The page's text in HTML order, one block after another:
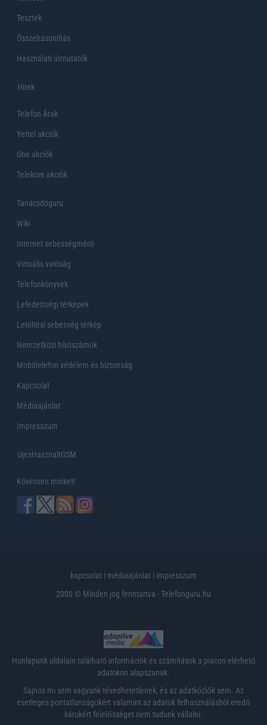
Tesztek
Összehasonlítás
Használati útmutatók
Hirek
Telefon Árak
Yettel akciók
One akciók
Telekom akciók
Tanácsdóguru
Wiki
Internet sebességmérő
Virtuális valóság
Telefonkönyvek
Lefedettségi térképek
Letöltési sebesség térkép
Nemzetközi hívószámok
Mobiltelefon védelem és biztonság
Kapcsolat
Médiaajánlat
Impresszum
UjesHasznaltGSM
Kövessen minket!
kapcsolat | médiaajánlat | impresszum
2000 © Minden jog fenntartva - Telefonguru.hu
Honlapunk oldalain található információk és számítások a piacon elérhető
adatokon alapszanak.
Sajnos mi sem vagyunk tévedhetetlenek, és az adatközlők sem. Az
esetleges pontatlanságokért valamint az adatok felhasználásból eredő
károkért felelősséget nem tudunk vállalni.